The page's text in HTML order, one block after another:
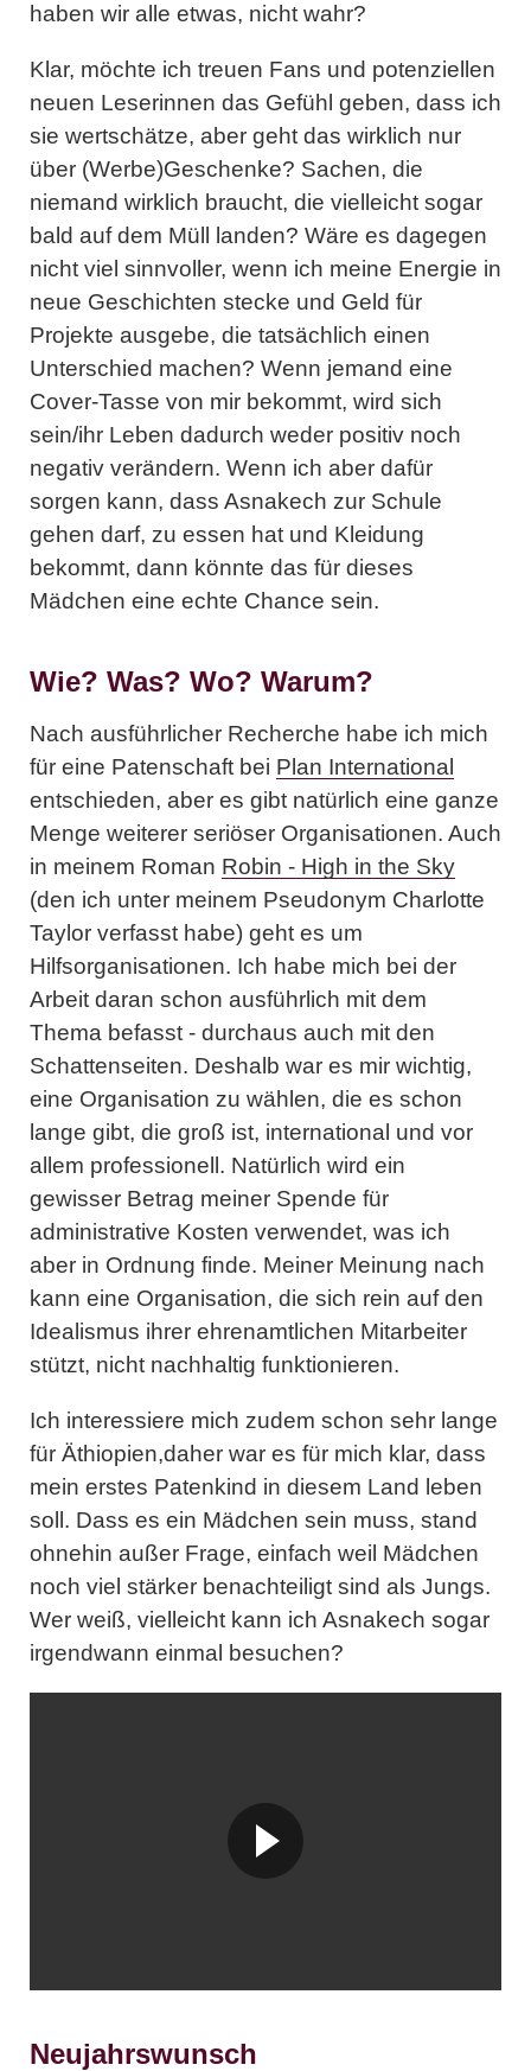
haben wir alle etwas, nicht wahr?
Klar, möchte ich treuen Fans und potenziellen
neuen Leserinnen das Gefühl geben, dass ich
sie wertschätze, aber geht das wirklich nur
über (Werbe)Geschenke? Sachen, die
niemand wirklich braucht, die vielleicht sogar
bald auf dem Müll landen? Wäre es dagegen
nicht viel sinnvoller, wenn ich meine Energie in
neue Geschichten stecke und Geld für
Projekte ausgebe, die tatsächlich einen
Unterschied machen? Wenn jemand eine
Cover-Tasse von mir bekommt, wird sich
sein/ihr Leben dadurch weder positiv noch
negativ verändern. Wenn ich aber dafür
sorgen kann, dass Asnakech zur Schule
gehen darf, zu essen hat und Kleidung
bekommt, dann könnte das für dieses
Mädchen eine echte Chance sein.
Wie? Was? Wo? Warum?
Nach ausführlicher Recherche habe ich mich
für eine Patenschaft bei Plan International
entschieden, aber es gibt natürlich eine ganze
Menge weiterer seriöser Organisationen. Auch
in meinem Roman Robin - High in the Sky
(den ich unter meinem Pseudonym Charlotte
Taylor verfasst habe) geht es um
Hilfsorganisationen. Ich habe mich bei der
Arbeit daran schon ausführlich mit dem
Thema befasst - durchaus auch mit den
Schattenseiten. Deshalb war es mir wichtig,
eine Organisation zu wählen, die es schon
lange gibt, die groß ist, international und vor
allem professionell. Natürlich wird ein
gewisser Betrag meiner Spende für
administrative Kosten verwendet, was ich
aber in Ordnung finde. Meiner Meinung nach
kann eine Organisation, die sich rein auf den
Idealismus ihrer ehrenamtlichen Mitarbeiter
stützt, nicht nachhaltig funktionieren.
Ich interessiere mich zudem schon sehr lange
für Äthiopien,daher war es für mich klar, dass
mein erstes Patenkind in diesem Land leben
soll. Dass es ein Mädchen sein muss, stand
ohnehin außer Frage, einfach weil Mädchen
noch viel stärker benachteiligt sind als Jungs.
Wer weiß, vielleicht kann ich Asnakech sogar
irgendwann einmal besuchen?
Neujahrswunsch